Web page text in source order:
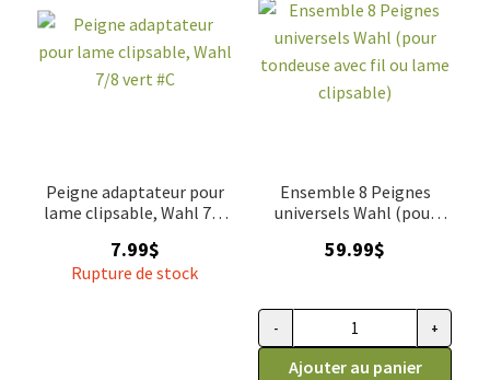
Peigne adaptateur pour
lame clipsable, Wahl 7/8
7.99$
Rupture de stock
Ensemble 8 Peignes
universels Wahl (pour
clipsable)
59.99$
quantité de Ensemble 8
- +
Ajouter au panier